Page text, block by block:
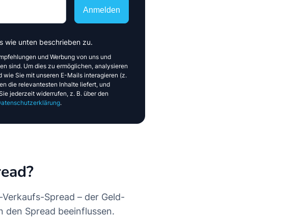
Anmelden
wie unten beschrieben zu.
und Werbung von uns und
sind. Um dies zu ermöglichen, analysieren
wie Sie mit unseren E-Mails interagieren (z.
die relevantesten Inhalte liefert, und
jederzeit widerrufen, z. B. über den
.
Spread – der Geld-
den Spread beeinflussen.